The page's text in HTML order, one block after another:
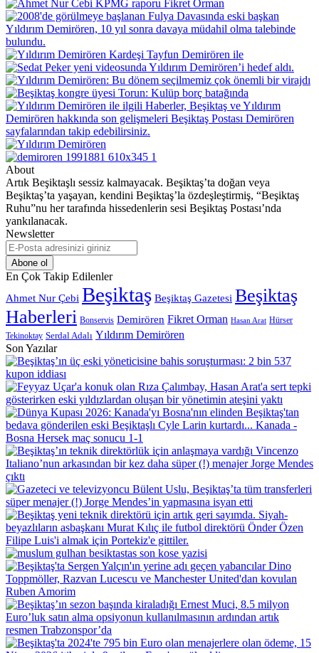
About
Artık Beşiktaşlı sessiz kalmayacak. Beşiktaş’ta doğan veya
Beşiktaş’ta yaşayan, kendini Beşiktaş’la özdeşleştirmiş, “Beşiktaş
Ruhu”nu her tarafında hissedenlerin sesi Beşiktaş Postası’nda
yankılanacak.
Newsletter
E-
Posta
adresinizi
giriniz
En Çok Takip Edilenler
Ahmet Nur Çebi Beşiktaş Beşiktaş Gazetesi Beşiktaş
Haberleri Bonservis Demirören Fikret Orman Hasan Arat Hürser
Tekinoktay Serdal Adalı Yıldırım Demirören
Son Yazılar